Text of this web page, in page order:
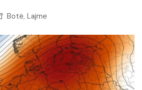
Botë, Lajme